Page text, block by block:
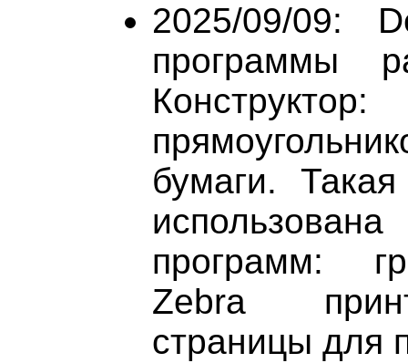
2025/09/09:
программы
бумаги.
программ:
Zebra
страницы для